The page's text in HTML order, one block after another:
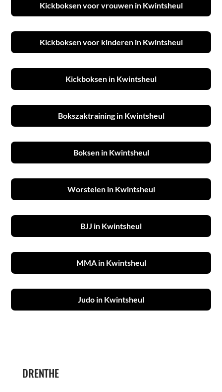
Kickboksen voor vrouwen in Kwintsheul
Kickboksen voor kinderen in Kwintsheul
Kickboksen in Kwintsheul
Bokszaktraining in Kwintsheul
Boksen in Kwintsheul
Worstelen in Kwintsheul
BJJ in Kwintsheul
MMA in Kwintsheul
Judo in Kwintsheul
DRENTHE